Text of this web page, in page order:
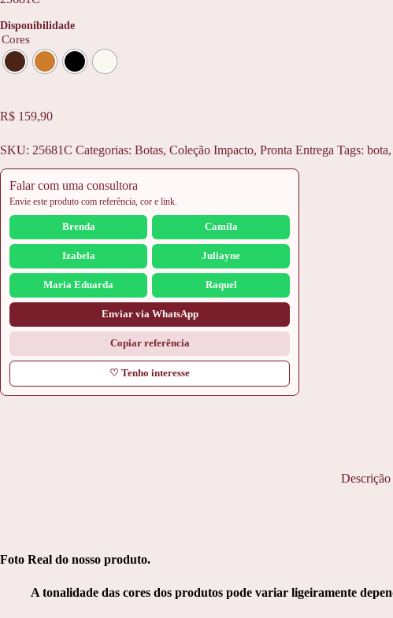
Disponibilidade
Cores
R$ 159,90
SKU: 25681C Categorias: Botas, Coleção Impacto, Pronta Entrega Tags: bota,
Falar com uma consultora
Envie este produto com referência, cor e link.
Brenda Camila
Izabela Juliayne
Maria Eduarda Raquel
Enviar via WhatsApp
Copiar referência
♡ Tenho interesse
Descrição
Foto Real do nosso produto.
A tonalidade das cores dos produtos pode variar ligeiramente